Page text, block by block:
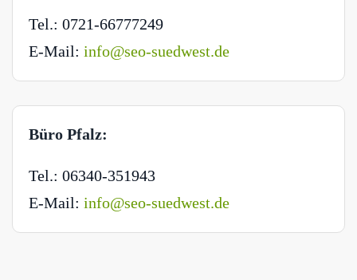
Tel.: 0721-66777249
E-Mail: info@seo-suedwest.de
Büro Pfalz:
Tel.: 06340-351943
E-Mail: info@seo-suedwest.de